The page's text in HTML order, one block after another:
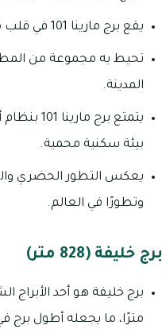
يقع برج مارينا 101 في قلب منطقة دبي مارينا، وهي منطقة سكنية وتجارية حديثة ومزدهرة.
تحيط به مجموعة من
المدينة.
يتمتع
بيئة سكنية محمية.
يعكس التطور الحضري
وتطورًا في العالم.
برج خليفة (828 متر)
مترًا، ما يجعله أطول برج